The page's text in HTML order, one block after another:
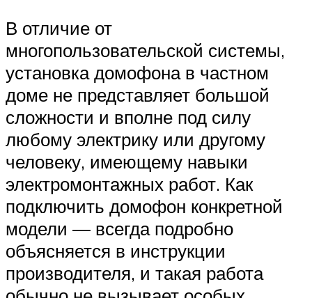
В отличие от
многопользовательской системы,
установка домофона в частном
доме не представляет большой
сложности и вполне под силу
любому электрику или другому
человеку, имеющему навыки
электромонтажных работ. Как
подключить домофон конкретной
модели — всегда подробно
объясняется в инструкции
производителя, и такая работа